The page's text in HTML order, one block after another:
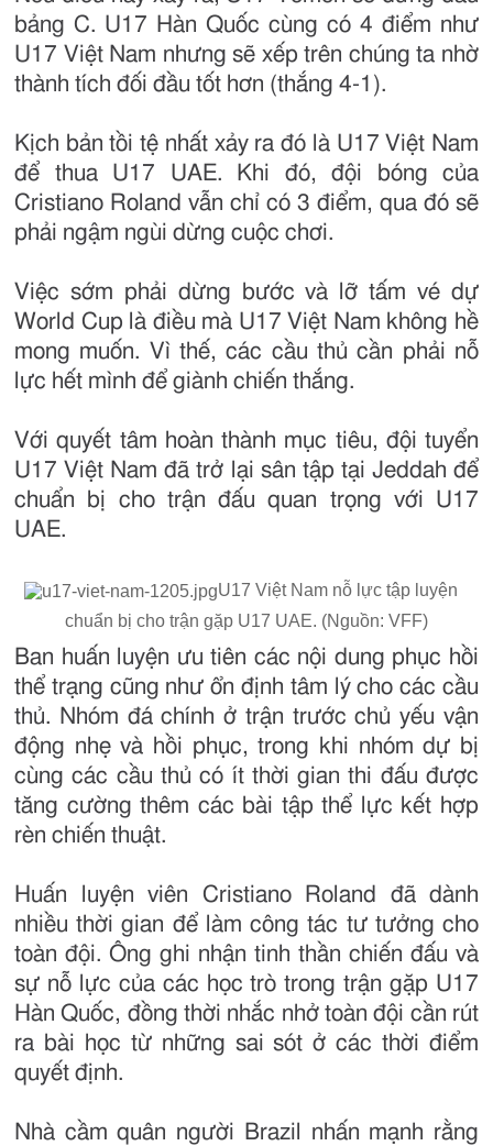
bảng C. U17 Hàn Quốc cùng có 4 điểm như
U17 Việt Nam nhưng sẽ xếp trên chúng ta nhờ
thành tích đối đầu tốt hơn (thắng 4-1).
Kịch bản tồi tệ nhất xảy ra đó là U17 Việt Nam
để thua U17 UAE. Khi đó, đội bóng của
Cristiano Roland vẫn chỉ có 3 điểm, qua đó sẽ
phải ngậm ngùi dừng cuộc chơi.
Việc sớm phải dừng bước và lỡ tấm vé dự
World Cup là điều mà U17 Việt Nam không hề
mong muốn. Vì thế, các cầu thủ cần phải nỗ
lực hết mình để giành chiến thắng.
Với quyết tâm hoàn thành mục tiêu, đội tuyển
U17 Việt Nam đã trở lại sân tập tại Jeddah để
chuẩn bị cho trận đấu quan trọng với U17
UAE.
U17 Việt Nam nỗ lực tập luyện
chuẩn bị cho trận gặp U17 UAE. (Nguồn: VFF)
Ban huấn luyện ưu tiên các nội dung phục hồi
thể trạng cũng như ổn định tâm lý cho các cầu
thủ. Nhóm đá chính ở trận trước chủ yếu vận
động nhẹ và hồi phục, trong khi nhóm dự bị
cùng các cầu thủ có ít thời gian thi đấu được
tăng cường thêm các bài tập thể lực kết hợp
rèn chiến thuật.
Huấn luyện viên Cristiano Roland đã dành
nhiều thời gian để làm công tác tư tưởng cho
toàn đội. Ông ghi nhận tinh thần chiến đấu và
sự nỗ lực của các học trò trong trận gặp U17
Hàn Quốc, đồng thời nhắc nhở toàn đội cần rút
ra bài học từ những sai sót ở các thời điểm
quyết định.
Nhà cầm quân người Brazil nhấn mạnh rằng